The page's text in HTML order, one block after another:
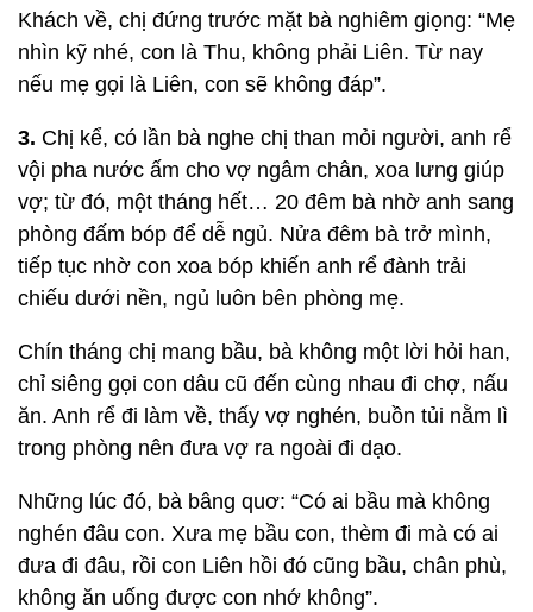
Khách về, chị đứng trước mặt bà nghiêm giọng: “Mẹ
nhìn kỹ nhé, con là Thu, không phải Liên. Từ nay
nếu mẹ gọi là Liên, con sẽ không đáp”.
3. Chị kể, có lần bà nghe chị than mỏi người, anh rể
vội pha nước ấm cho vợ ngâm chân, xoa lưng giúp
vợ; từ đó, một tháng hết… 20 đêm bà nhờ anh sang
phòng đấm bóp để dễ ngủ. Nửa đêm bà trở mình,
tiếp tục nhờ con xoa bóp khiến anh rể đành trải
chiếu dưới nền, ngủ luôn bên phòng mẹ.
Chín tháng chị mang bầu, bà không một lời hỏi han,
chỉ siêng gọi con dâu cũ đến cùng nhau đi chợ, nấu
ăn. Anh rể đi làm về, thấy vợ nghén, buồn tủi nằm lì
trong phòng nên đưa vợ ra ngoài đi dạo.
Những lúc đó, bà bâng quơ: “Có ai bầu mà không
nghén đâu con. Xưa mẹ bầu con, thèm đi mà có ai
đưa đi đâu, rồi con Liên hồi đó cũng bầu, chân phù,
không ăn uống được con nhớ không”.